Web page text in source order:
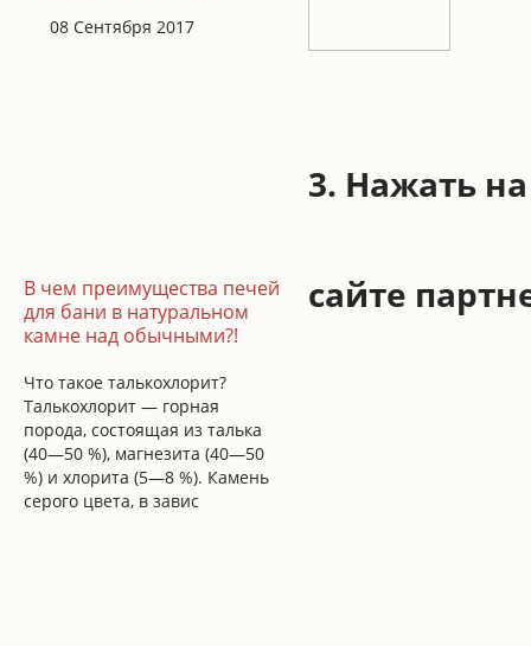
08 Сентября 2017
В чем преимущества печей
для бани в натуральном
камне над обычными?!
Что такое талькохлорит?
Талькохлорит — горная
порода, состоящая из талька
(40—50 %), магнезита (40—50
%) и хлорита (5—8 %). Камень
серого цвета, в завис
3. Нажать
сайте